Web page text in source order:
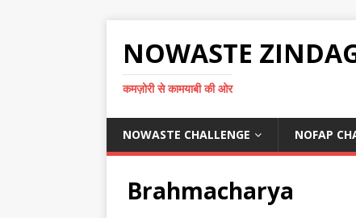
NOWASTE
कमज़ोरी से कामयाबी की ओर
NOWASTE CHALLENGE NOFAP
Brahmacharya